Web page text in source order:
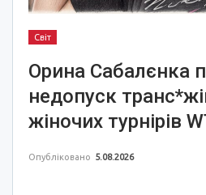
Світ
Орина Сабалєнка
недопуск
жіночих турнірів
Опубліковано 5.08.2026